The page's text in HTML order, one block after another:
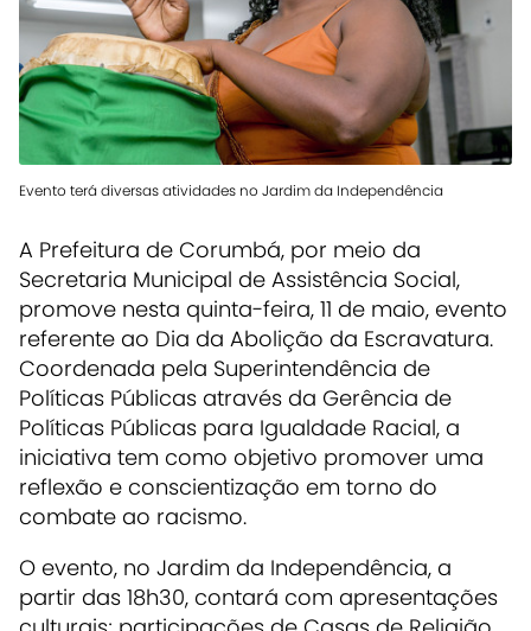
Evento terá diversas atividades no Jardim da Independência
A Prefeitura de Corumbá, por meio da
Secretaria Municipal de Assistência Social,
promove nesta quinta-feira, 11 de maio, evento
referente ao Dia da Abolição da Escravatura.
Coordenada pela Superintendência de
Políticas Públicas através da Gerência de
Políticas Públicas para Igualdade Racial, a
iniciativa tem como objetivo promover uma
reflexão e conscientização em torno do
combate ao racismo.
O evento, no Jardim da Independência, a
partir das 18h30, contará com apresentações